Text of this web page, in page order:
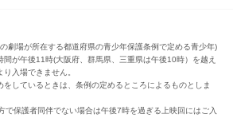
劇場が所在する都道府県の青少年保護条例で定める青少年)
が午後11時(大阪府、群馬県、三重県は午後10時）を越え
入場できません。
しているときは、条例の定めるところによるものとしま
で保護者同伴でない場合は午後7時を過ぎる上映回にはご入